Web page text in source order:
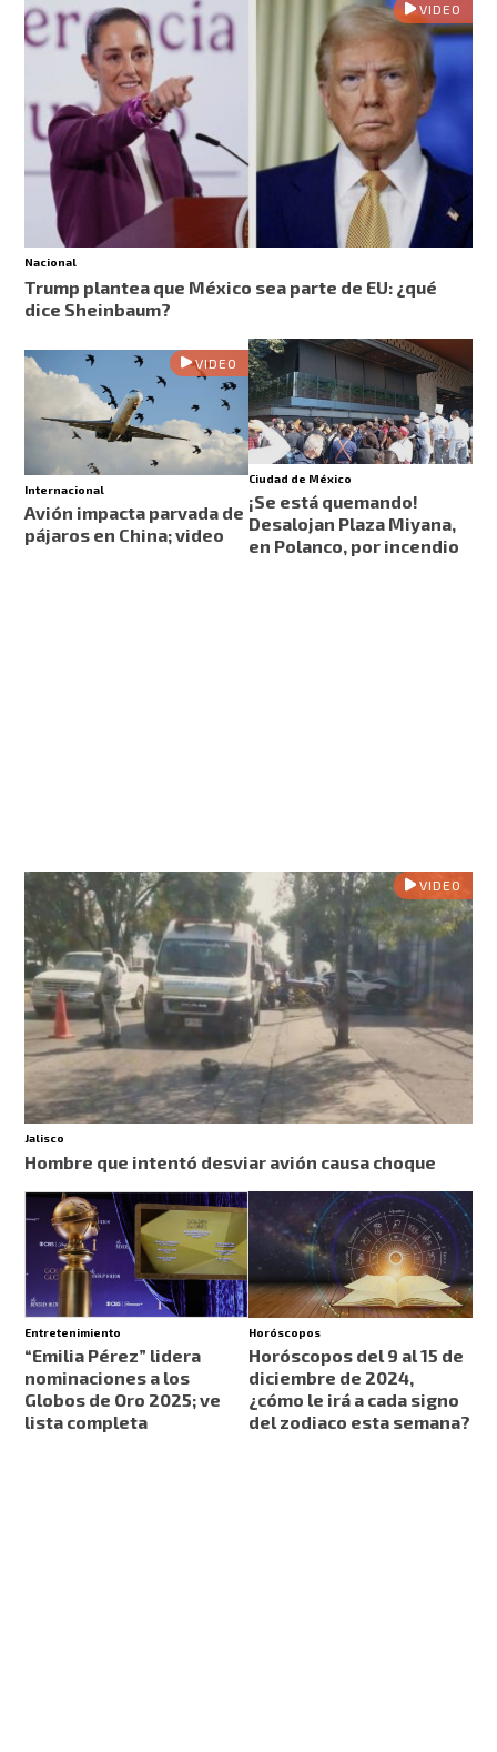
VIDEO
Nacional
Trump plantea que México sea parte de EU: ¿qué
dice Sheinbaum?
VIDEO
Internacional
Avión impacta parvada de
pájaros en China; video
Ciudad de México
¡Se está quemando!
Desalojan Plaza Miyana,
en Polanco, por incendio
VIDEO
Jalisco
Hombre que intentó desviar avión causa choque
Entretenimiento
“Emilia Pérez” lidera
nominaciones a los
Globos de Oro 2025; ve
lista completa
Horóscopos
Horóscopos del 9 al 15 de
diciembre de 2024,
¿cómo le irá a cada signo
del zodiaco esta semana?